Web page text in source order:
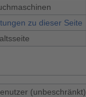
zu dieser Seite
(unbeschränkt)